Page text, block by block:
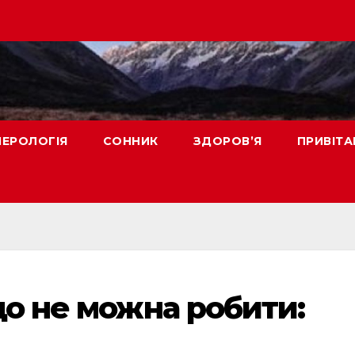
СОННИК ЗДОРОВ’Я
не можна робити: